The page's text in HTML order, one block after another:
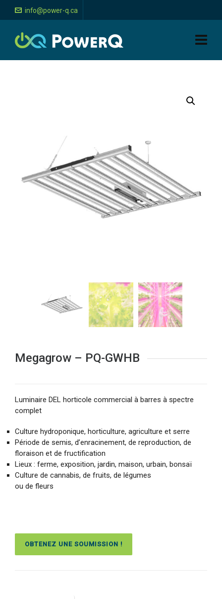
info@power-q.ca
Megagrow – PQ-GWHB
Luminaire DEL horticole commercial à barres à spectre
complet
Culture hydroponique, horticulture, agriculture et serre
Période de semis, d’enracinement, de reproduction, de
floraison et de fructification
Lieux : ferme, exposition, jardin, maison, urbain, bonsaï
Culture de cannabis, de fruits, de légumes
ou de fleurs
OBTENEZ UNE SOUMISSION !